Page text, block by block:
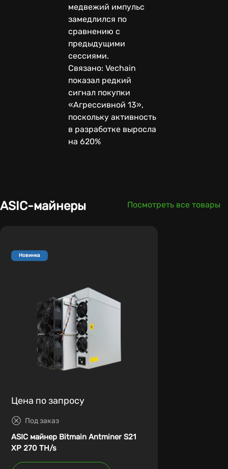
медвежий импульс
замедлился по
сравнению с
предыдущими
сессиями.
Связано: Vechain
показал редкий
сигнал покупки
«Агрессивной 13»,
поскольку активность
в разработке выросла
на 620%
ASIC-майнеры Посмотреть все товары
Новинка
Цена по запросу
Под заказ
ASIC майнер Bitmain Antminer S21
XP 270 TH/s